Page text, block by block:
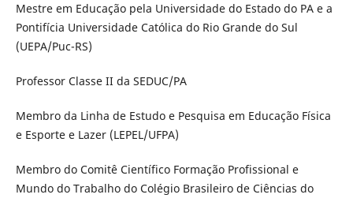
Mestre em Educação pela Universidade do Estado do PA e a
Pontifícia Universidade Católica do Rio Grande do Sul
(UEPA/Puc-RS)
Professor Classe II da SEDUC/PA
Membro da Linha de Estudo e Pesquisa em Educação Física
e Esporte e Lazer (LEPEL/UFPA)
Membro do Comitê Científico Formação Profissional e
Mundo do Trabalho do Colégio Brasileiro de Ciências do